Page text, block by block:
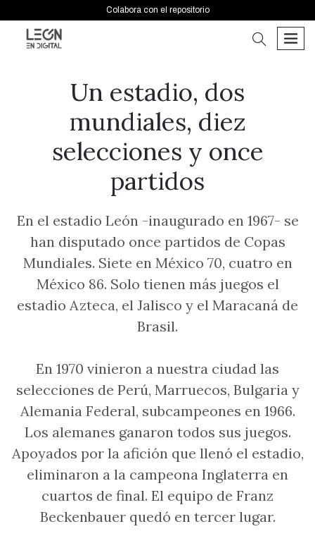
Colabora con el repositorio
buscar
Un estadio, dos
mundiales, diez
selecciones y once
partidos
En el estadio León -inaugurado en 1967- se
han disputado once partidos de Copas
Mundiales. Siete en México 70, cuatro en
México 86. Solo tienen más juegos el
estadio Azteca, el Jalisco y el Maracaná de
Brasil.
En 1970 vinieron a nuestra ciudad las
selecciones de Perú, Marruecos, Bulgaria y
Alemania Federal, subcampeones en 1966.
Los alemanes ganaron todos sus juegos.
Apoyados por la afición que llenó el estadio,
eliminaron a la campeona Inglaterra en
cuartos de final. El equipo de Franz
Beckenbauer quedó en tercer lugar.